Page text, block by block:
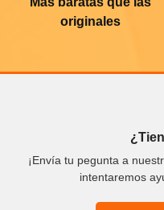
originales
¡Envía tu pegunta a
intentaremos